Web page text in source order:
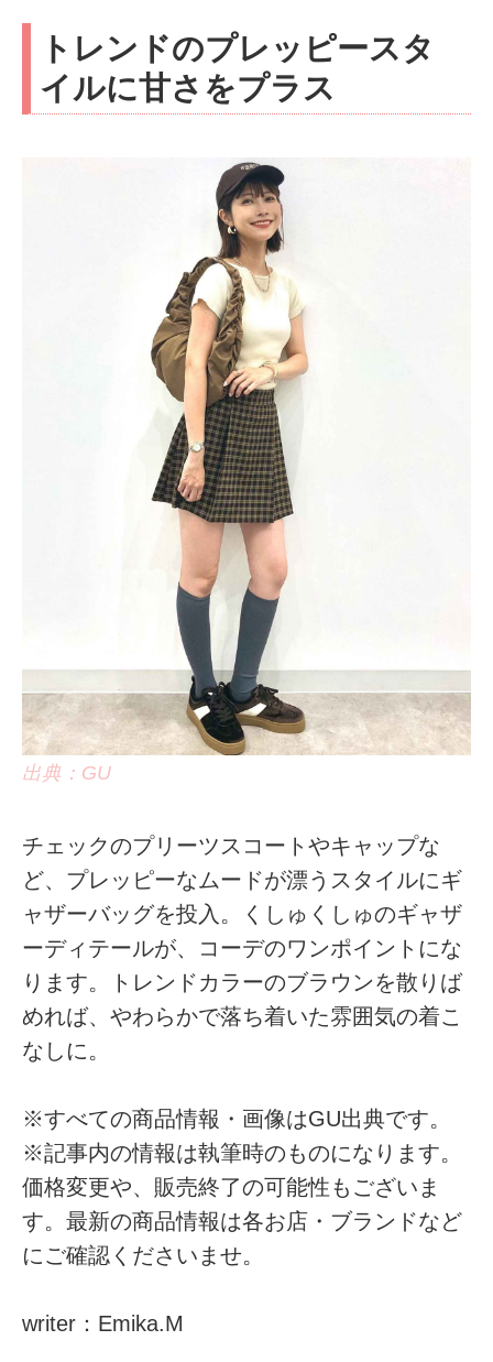
トレンドのプレッピースタ
イルに甘さをプラス
出典：GU
チェックのプリーツスコートやキャップな
ど、プレッピーなムードが漂うスタイルにギ
ャザーバッグを投入。くしゅくしゅのギャザ
ーディテールが、コーデのワンポイントにな
ります。トレンドカラーのブラウンを散りば
めれば、やわらかで落ち着いた雰囲気の着こ
なしに。
※すべての商品情報・画像はGU出典です。
※記事内の情報は執筆時のものになります。
価格変更や、販売終了の可能性もございま
す。最新の商品情報は各お店・ブランドなど
にご確認くださいませ。
writer：Emika.M